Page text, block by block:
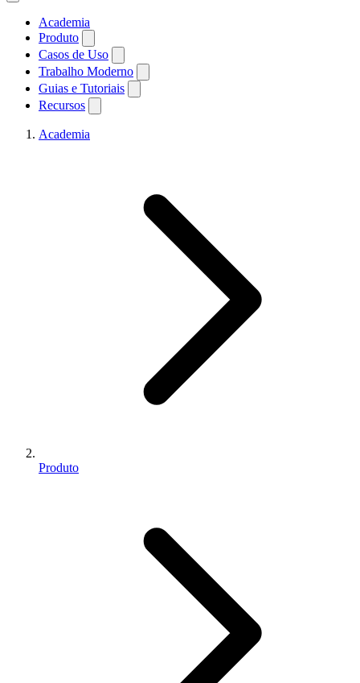
Academia
Produto
Casos de Uso
Trabalho Moderno
Guias e Tutoriais
Recursos
Academia
Produto